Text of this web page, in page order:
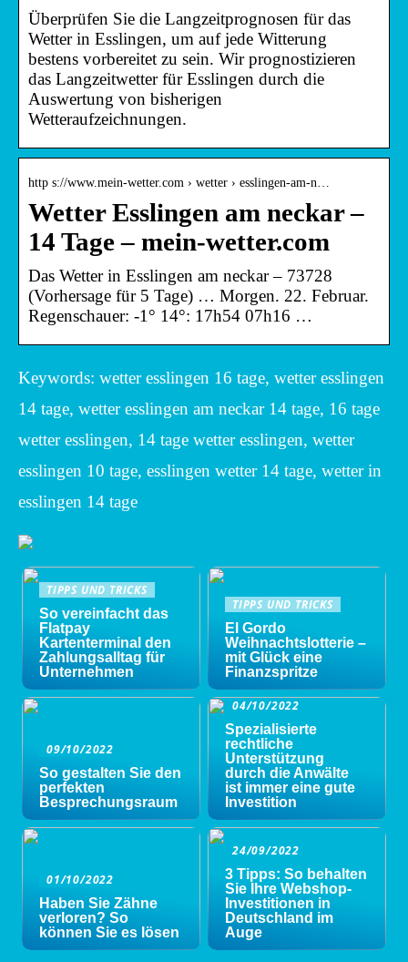
Überprüfen Sie die Langzeitprognosen für das
Wetter in Esslingen, um auf jede Witterung
bestens vorbereitet zu sein. Wir prognostizieren
das Langzeitwetter für Esslingen durch die
Auswertung von bisherigen
Wetteraufzeichnungen.
http s://www.mein-wetter.com › wetter › esslingen-am-n…
Wetter Esslingen am neckar –
14 Tage – mein-wetter.com
Das Wetter in Esslingen am neckar – 73728
(Vorhersage für 5 Tage) … Morgen. 22. Februar.
Regenschauer: -1° 14°: 17h54 07h16 …
Keywords: wetter esslingen 16 tage, wetter esslingen
14 tage, wetter esslingen am neckar 14 tage, 16 tage
wetter esslingen, 14 tage wetter esslingen, wetter
esslingen 10 tage, esslingen wetter 14 tage, wetter in
esslingen 14 tage
TIPPS UND TRICKS
So vereinfacht das
Flatpay
Kartenterminal den
Zahlungsalltag für
Unternehmen
TIPPS UND TRICKS
El Gordo
Weihnachtslotterie –
mit Glück eine
Finanzspritze
09/10/2022
So gestalten Sie den
perfekten
Besprechungsraum
04/10/2022
Spezialisierte
rechtliche
Unterstützung
durch die Anwälte
ist immer eine gute
Investition
01/10/2022
Haben Sie Zähne
verloren? So
können Sie es lösen
24/09/2022
3 Tipps: So behalten
Sie Ihre Webshop-
Investitionen in
Deutschland im
Auge